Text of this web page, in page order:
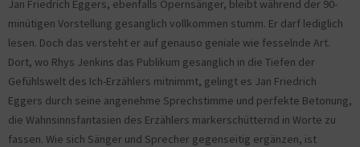
Jan Friedrich Eggers, ebenfalls Opernsänger, bleibt während der 90-
minütigen Vorstellung gesanglich vollkommen stumm. Er darf lediglich
lesen. Doch das versteht er auf genauso geniale wie fesselnde Art.
Dort, wo Rhys Jenkins das Publikum gesanglich in die Tiefen der
Gefühlswelt des Ich-Erzählers mitnimmt, gelingt es Jan Friedrich
Eggers durch seine angenehme Sprechstimme und perfekte Betonung,
die Wahnsinnsfantasien des Erzählers markerschütternd in Worte zu
fassen. Wie sich Sänger und Sprecher gegenseitig ergänzen, ist